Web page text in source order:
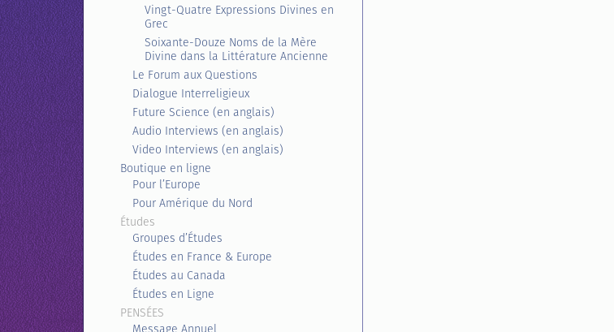
Vingt-Quatre Expressions Divines en
Grec
Soixante-Douze Noms de la Mère
Divine dans la Littérature Ancienne
Le Forum aux Questions
Dialogue Interreligieux
Future Science (en anglais)
Audio Interviews (en anglais)
Video Interviews (en anglais)
Boutique en ligne
Pour l’Europe
Pour Amérique du Nord
Études
Groupes d’Études
Études en France & Europe
Études au Canada
Études en Ligne
PENSÉES
Message Annuel